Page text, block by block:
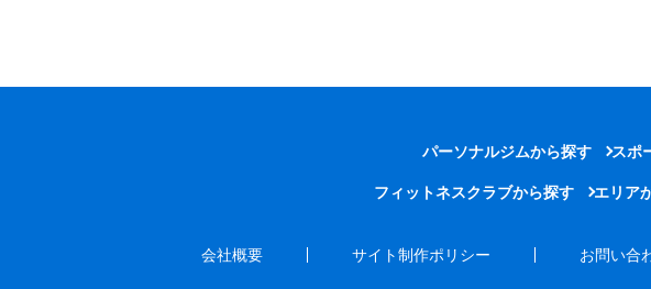
パーソナルジムから探す スポ
フィットネスクラブから探す エリア
会社概要 サイト制作ポリシー お問い合